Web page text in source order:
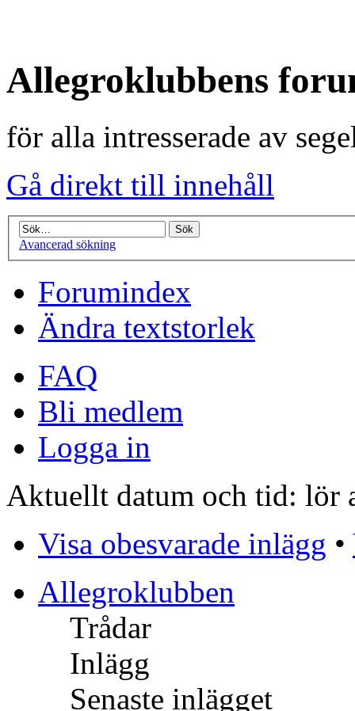
Allegroklubbens
för alla intresserade av
Gå direkt till innehåll
Avancerad sökning
Forumindex
Ändra textstorlek
FAQ
Bli medlem
Logga in
Aktuellt datum och tid: lör
Visa obesvarade inlägg •
Allegroklubben
Trådar
Inlägg
Senaste inlägget